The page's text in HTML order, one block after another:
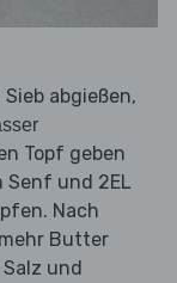
Sieb abgießen,
Topf geben
Senf und 2EL
Nach
Butter
und